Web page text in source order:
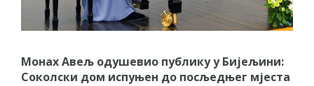
Монах Авељ одушевио публику у Бијељини:
Соколски дом испуњен до посљедњег мјеста